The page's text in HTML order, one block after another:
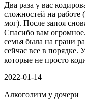
Два раза у вас
сложностей на работе
мог). После запоя
Спасибо вам
семья была на грани
сейчас все в порядке.
которые не просто
2022-01-14
Алкоголизм у дочери